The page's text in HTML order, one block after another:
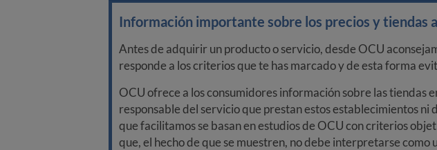
Información importante sobre los precios y tiendas
Antes de adquirir un producto o servicio, desde OCU
responde a los criterios que te has marcado y de esta forma
OCU ofrece a los consumidores información sobre las tiendas
responsable del servicio que prestan estos establecimientos ni
que facilitamos se basan en estudios de OCU con criterios
que, el hecho de que se muestren, no debe interpretarse